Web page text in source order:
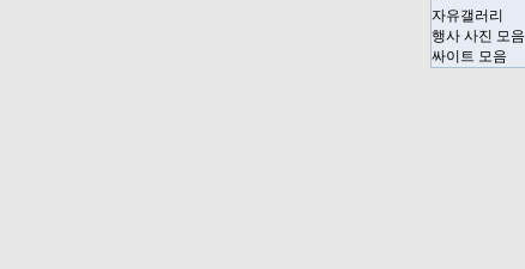
자유갤러리
행사 사진 모음
싸이트 모음